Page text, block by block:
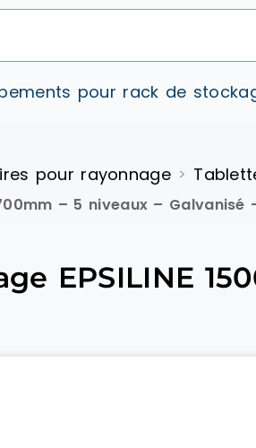
pour rack de
pour rayonnage >
– 5 niveaux –
EPSILINE